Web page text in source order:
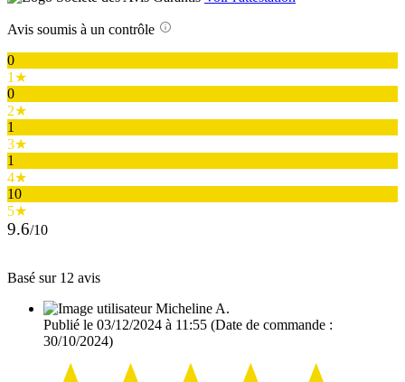
Avis soumis à un contrôle
0
1★
0
2★
1
3★
1
4★
10
5★
9.6/10
Basé sur 12 avis
Micheline A.
Publié le 03/12/2024 à 11:55 (Date de commande :
30/10/2024)